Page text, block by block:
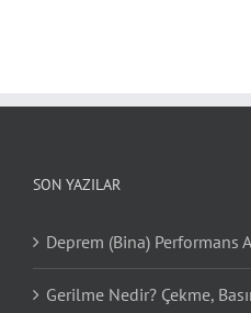
SON YAZILAR
Deprem (Bina) Performans
Gerilme Nedir? Çekme,